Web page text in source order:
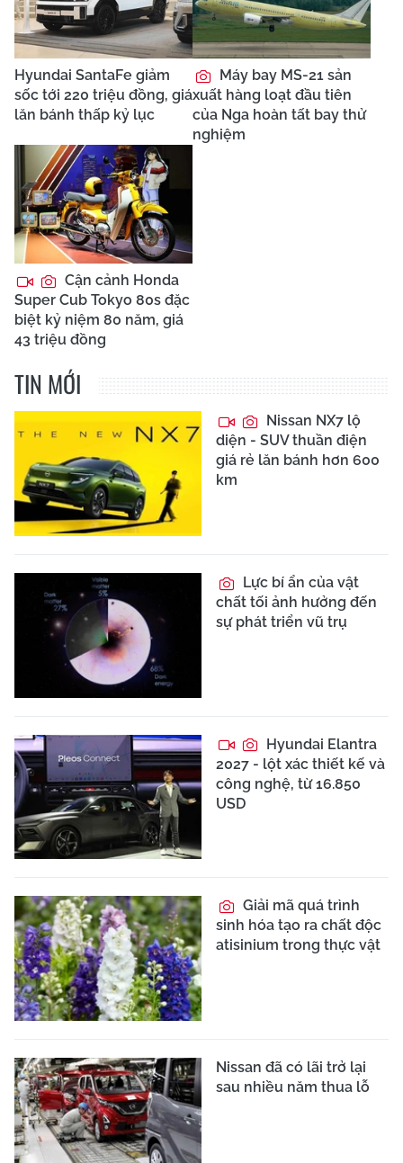
Hyundai SantaFe giảm
sốc tới 220 triệu đồng, giá
lăn bánh thấp kỷ lục
Máy bay MS-21 sản
xuất hàng loạt đầu tiên
của Nga hoàn tất bay thử
nghiệm
Cận cảnh Honda
Super Cub Tokyo 80s đặc
biệt kỷ niệm 80 năm, giá
43 triệu đồng
TIN MỚI
Nissan NX7 lộ
diện - SUV thuần điện
giá rẻ lăn bánh hơn 600
km
Lực bí ẩn của vật
chất tối ảnh hưởng đến
sự phát triển vũ trụ
Hyundai Elantra
2027 - lột xác thiết kế và
công nghệ, từ 16.850
USD
Giải mã quá trình
sinh hóa tạo ra chất độc
atisinium trong thực vật
Nissan đã có lãi trở lại
sau nhiều năm thua lỗ